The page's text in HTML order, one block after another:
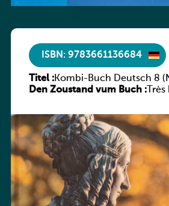
ISBN: 9783661136684
Titel :Kombi-Buch Deutsch 8
Luxemburg)
Den Zoustand vum Buch :Très